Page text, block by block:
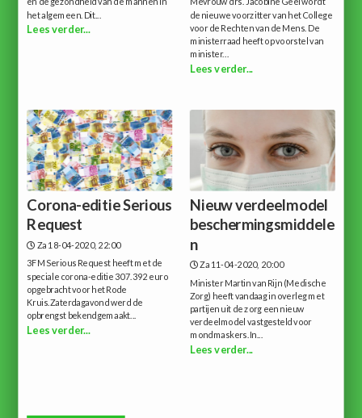
het algemeen. Dit...
Lees verder...
de nieuwe voorzitter van het College
voor de Rechten van de Mens. De
ministerraad heeft op voorstel van
minister...
Lees verder...
Corona-editie Serious
Request
Za 18-04-2020, 22:00
3FM Serious Request heeft met de
speciale corona-editie 307.392 euro
opgebracht voor het Rode
Kruis.Zaterdagavond werd de
opbrengst bekendgemaakt...
Lees verder...
Nieuw verdeelmodel
beschermingsmiddele
n
Za 11-04-2020, 20:00
Minister Martin van Rijn (Medische
Zorg) heeft vandaag in overleg met
partijen uit de zorg een nieuw
verdeelmodel vastgesteld voor
mondmaskers.In...
Lees verder...